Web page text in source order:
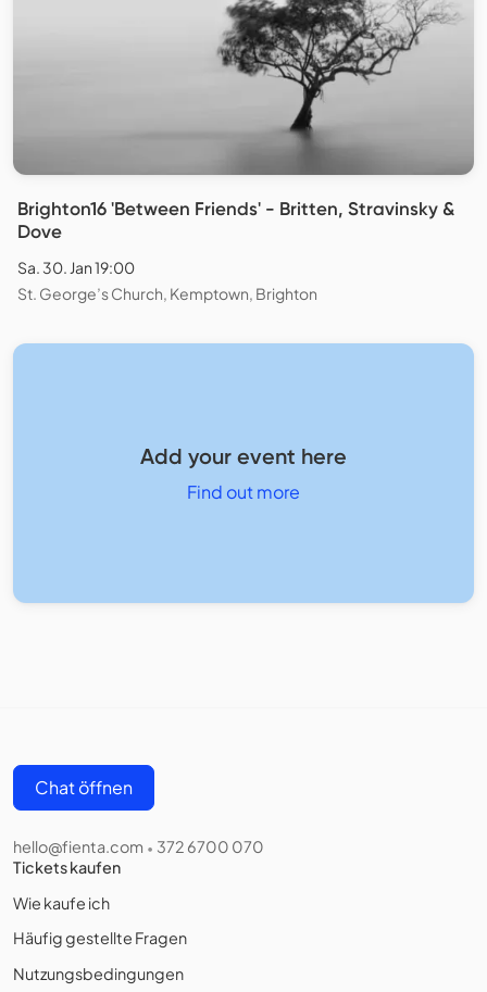
Brighton16 'Between Friends' - Britten, Stravinsky &
Dove
Sa. 30. Jan 19:00
St. George’s Church, Kemptown, Brighton
Add your event here
Find out more
Chat öffnen
hello@fienta.com • 372 6700 070
Tickets kaufen
Wie kaufe ich
Häufig gestellte Fragen
Nutzungsbedingungen